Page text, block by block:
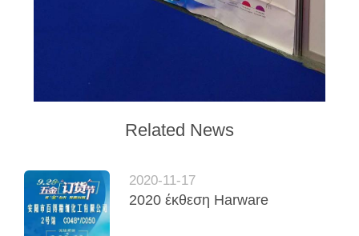
Related News
2020-11-17
2020 έκθεση Harware